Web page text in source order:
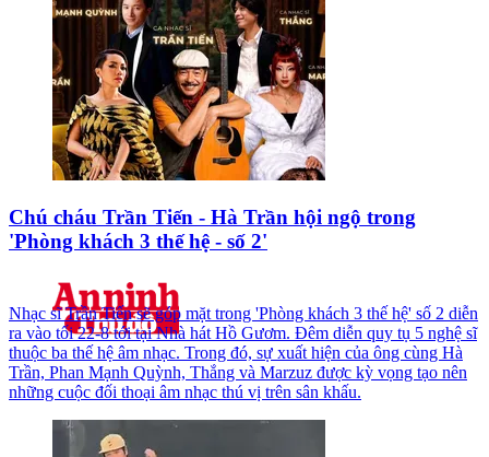
Chú cháu Trần Tiến - Hà Trần hội ngộ trong
'Phòng khách 3 thế hệ - số 2'
Nhạc sĩ Trần Tiến sẽ góp mặt trong 'Phòng khách 3 thế hệ' số 2 diễn
ra vào tối 22-8 tới tại Nhà hát Hồ Gươm. Đêm diễn quy tụ 5 nghệ sĩ
thuộc ba thế hệ âm nhạc. Trong đó, sự xuất hiện của ông cùng Hà
Trần, Phan Mạnh Quỳnh, Thắng và Marzuz được kỳ vọng tạo nên
những cuộc đối thoại âm nhạc thú vị trên sân khấu.